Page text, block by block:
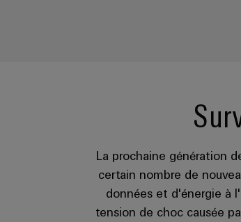
La prochaine génération
certain nombre de
données et d'énergie à
tension de choc causée